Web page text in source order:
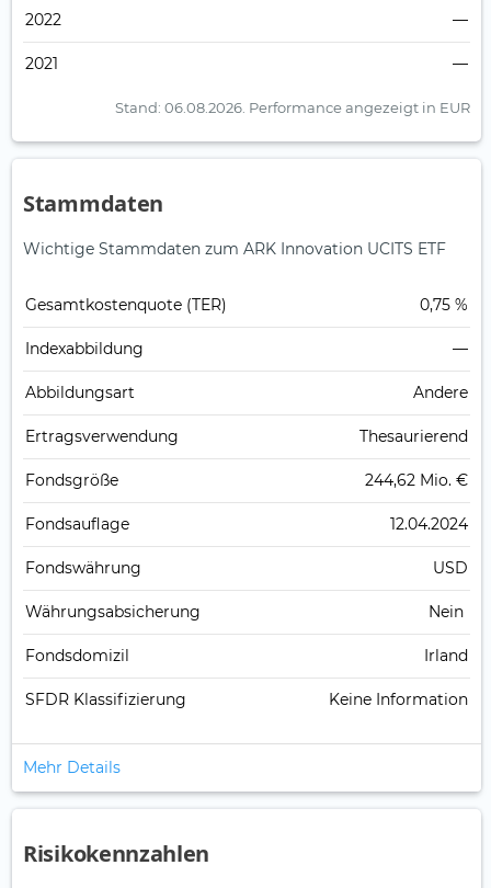
2022 —
2021 —
Stand: 06.08.2026. Performance angezeigt in EUR
Stammdaten
Wichtige Stammdaten zum ARK Innovation UCITS ETF
Gesamt­kosten­quote (TER) 0,75 %
Index­abbildung —
Abbildungs­art Andere
Ertrags­verwendung Thesaurierend
Fonds­größe 244,62 Mio. €
Fonds­auflage 12.04.2024
Fonds­währung USD
Währungsabsicherung Nein
Fondsdomizil Irland
SFDR Klassifizierung Keine Information
Mehr Details
Risikokennzahlen